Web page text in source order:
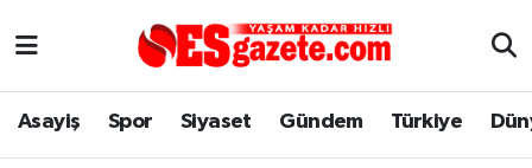
Asayiş Spor Siyaset Gündem Türkiye
Asayiş
Yaşam
Eskişehir Nöbetçi Eczaneler